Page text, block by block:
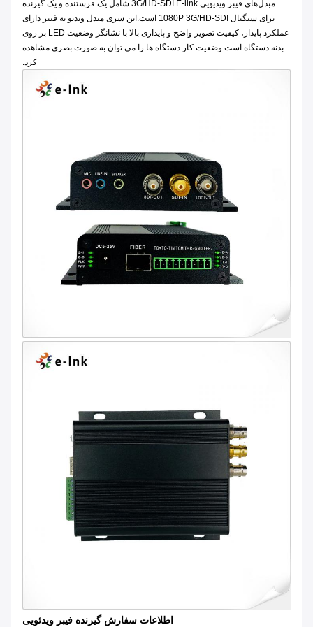
مبدل‌های فیبر ویدیویی 3G/HD-SDI E-link شامل یک فرستنده و یک گیرنده
برای سیگنال 1080P 3G/HD-SDI است.این سری مبدل ویدیو به فیبر دارای
عملکرد پایدار، کیفیت تصویر واضح و پایداری بالا با نشانگر وضعیت LED بر روی
بدنه دستگاه است.وضعیت کار دستگاه ها را می توان به صورت بصری مشاهده
کرد.
اطلاعات سفارش گیرنده فیبر ویدئویی